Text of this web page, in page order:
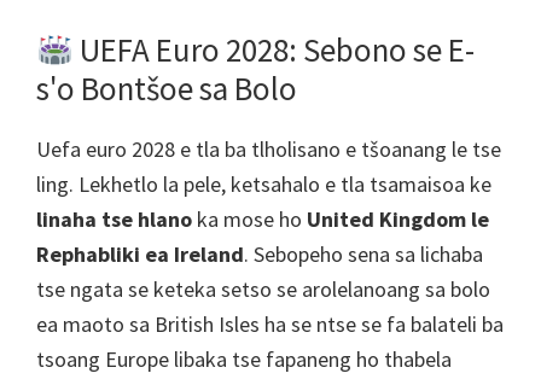
UEFA Euro 2028: Sebono se E-
s'o Bontšoe sa Bolo
Uefa euro 2028 e tla ba tlholisano e tšoanang le tse
ling. Lekhetlo la pele, ketsahalo e tla tsamaisoa ke
linaha tse hlano ka mose ho United Kingdom le
Rephabliki ea Ireland. Sebopeho sena sa lichaba
tse ngata se keteka setso se arolelanoang sa bolo
ea maoto sa British Isles ha se ntse se fa balateli ba
tsoang Europe libaka tse fapaneng ho thabela